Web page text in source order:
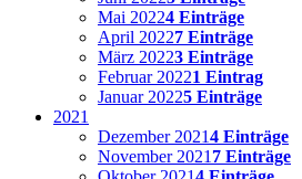
Mai 20224 Einträge
April 20227 Einträge
März 20223 Einträge
Februar 20221 Eintrag
Januar 20225 Einträge
2021
Dezember 20214 Einträge
November 2021 7 Einträge